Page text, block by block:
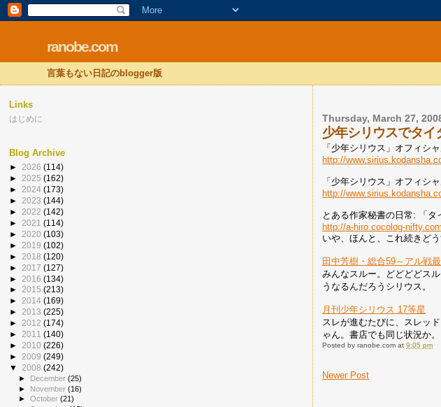
ranobe.com
言葉もない日記のblogger版
Thursday, March 27,
少年シリウスでタイ
「少年シリウス」オフィシ
http://
「少年シリウス」オフィシ
http://
とある作家秘書の日常: 「タ
http://a-hiro.cocolog-
いや、ほんと、これ続きど
田中芳樹・総合59～アル戦
みんなスルー。どどどどス
うなるんだろうシリウス。
月刊少年シリウス 17等星
スレが進むたびに、スレッ
ゃん。書店でも同じ状況か。
Posted byranobe.com at9:05 pm
Newer Post
Links
はじめに
Blog Archive
► 2026 (114)
► 2025 (162)
► 2024 (173)
► 2023 (144)
► 2022 (142)
► 2021 (114)
► 2020 (103)
► 2019 (102)
► 2018 (120)
► 2017 (127)
► 2016 (134)
► 2015 (213)
► 2014 (169)
► 2013 (225)
► 2012 (174)
► 2011 (140)
► 2010 (226)
► 2009 (249)
▼ 2008 (242)
► December(25)
► November(16)
►October(21)